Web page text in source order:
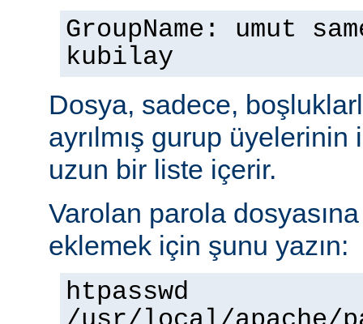
GroupName: umut
kubilay
Dosya, sadece,
ayrılmış gurup
uzun bir liste içerir.
Varolan parola dosyasına
eklemek için şunu yazın:
htpasswd